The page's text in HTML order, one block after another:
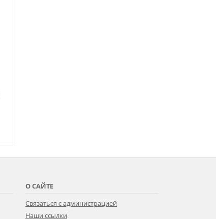
О САЙТЕ
Связаться с администрацией
Наши ссылки